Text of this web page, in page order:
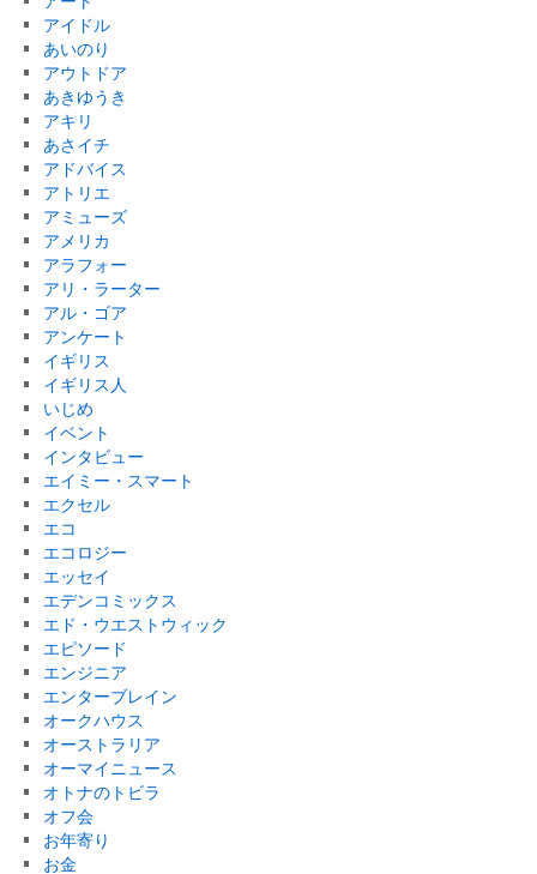
アイドル
あいのり
アウトドア
あきゆうき
アキリ
あさイチ
アドバイス
アトリエ
アミューズ
アメリカ
アラフォー
アリ・ラーター
アル・ゴア
アンケート
イギリス
イギリス人
いじめ
イベント
インタビュー
エイミー・スマート
エクセル
エコ
エコロジー
エッセイ
エデンコミックス
エド・ウエストウィック
エピソード
エンジニア
エンターブレイン
オークハウス
オーストラリア
オーマイニュース
オトナのトビラ
オフ会
お年寄り
お金